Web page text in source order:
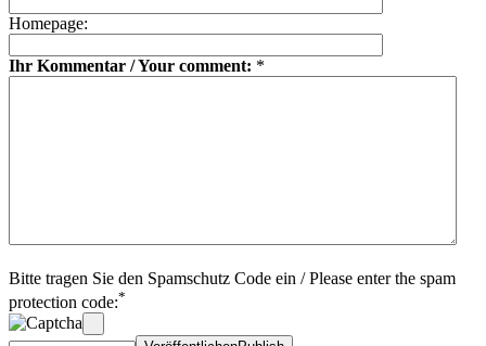
Homepage:
Ihr Kommentar / Your comment: *
Bitte tragen Sie den Spamschutz Code ein / Please enter the spam
protection code:*